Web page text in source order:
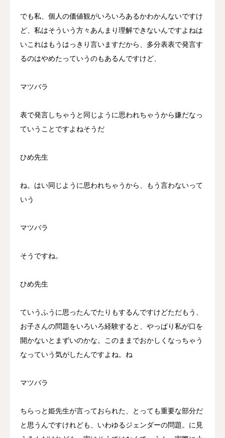
でも私、個人の価値観がいろいろあるかわかんないですけ
ど、私はそういう方々あんまり理解できないんですよねは
いこれはもうはっきり言いますだから、多分表表で発言す
るのはやめたっていうのもあるんですけど、
マツバラ
表で発言しちゃうと同じように思われちゃうから嫌だなっ
ていうことですよねそうだ
ひめ先生
ね。はい同じように思われちゃうから、もう言わないって
いう
マツバラ
そうですね。
ひめ先生
ていうふうに思ったんでたりもするんですけどただもう、
お子さんの問題をいろいろ経験すると、やっぱり私が口を
開かないとまずいのかな。このままでおかしくなっちゃう
なっていう気がしたんですよね。ね
マツバラ
ちらっと姫先生が言っておられた、とっても重要な部分だ
と思うんですけれども、いわゆるジェンダーの問題。に見